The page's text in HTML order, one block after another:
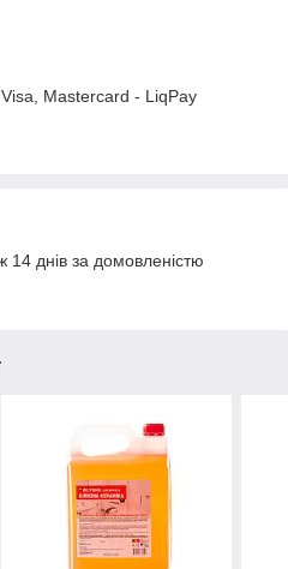
Mastercard - LiqPay
днів за домовленістю